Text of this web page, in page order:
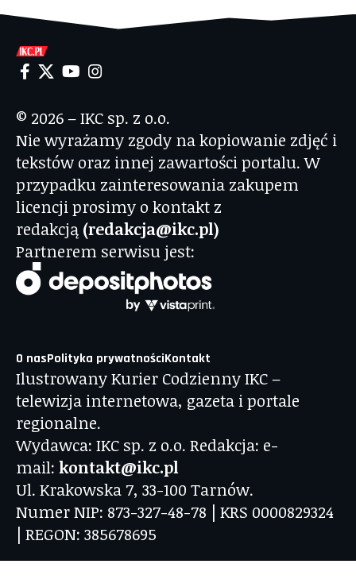
© 2026 – IKC sp. z o.o.
Nie wyrażamy zgody na kopiowanie zdjęć i
tekstów oraz innej zawartości portalu. W
przypadku zainteresowania zakupem
licencji prosimy o kontakt z
redakcją (redakcja@ikc.pl)
Partnerem serwisu jest:
O nasPolityka prywatnościKontakt
Ilustrowany Kurier Codzienny IKC –
telewizja internetowa, gazeta i portale
regionalne.
Wydawca: IKC sp. z o.o. Redakcja: e-
mail: kontakt@ikc.pl
Ul. Krakowska 7, 33-100 Tarnów.
Numer NIP: 873-327-48-78 | KRS 0000829324
| REGON: 385678695